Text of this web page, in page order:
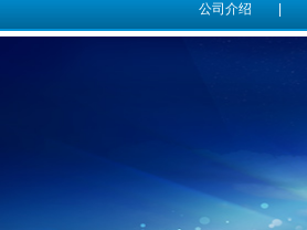
公司介绍